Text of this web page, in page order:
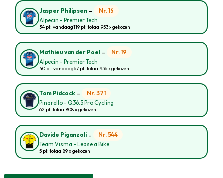
Jasper Philipsen - Nr. 16
Alpecin - Premier Tech
34 pt. vandaag119 pt. totaal953 x gekozen
Mathieu van der Poel - Nr. 19
Alpecin - Premier Tech
40 pt. vandaag67 pt. totaal936 x gekozen
Tom Pidcock - Nr. 371
Pinarello - Q36.5 Pro Cycling
62 pt. totaal808 x gekozen
Davide Piganzoli - Nr. 544
Team Visma - Lease a Bike
5 pt. totaal89 x gekozen